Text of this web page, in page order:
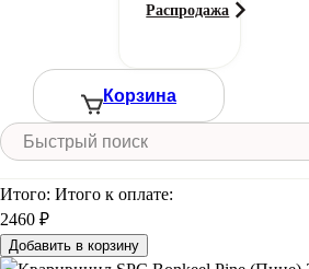
Распродажа
Корзина
Кол-во в м2 Или укажите нужное
+
Цена за 1 м2:
Итого: Итого к оплате:
2460 ₽
Добавить в корзину